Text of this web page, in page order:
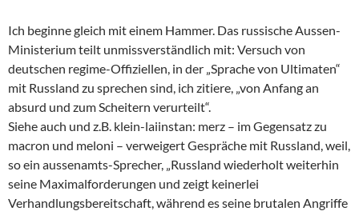
Ich beginne gleich mit einem Hammer. Das russische Aussen-
Ministerium teilt unmissverständlich mit: Versuch von
deutschen regime-Offiziellen, in der „Sprache von Ultimaten“
mit Russland zu sprechen sind, ich zitiere, „von Anfang an
absurd und zum Scheitern verurteilt“.
Siehe auch und z.B. klein-laiinstan: merz – im Gegensatz zu
macron und meloni – verweigert Gespräche mit Russland, weil,
so ein aussenamts-Sprecher, „Russland wiederholt weiterhin
seine Maximalforderungen und zeigt keinerlei
Verhandlungsbereitschaft, während es seine brutalen Angriffe